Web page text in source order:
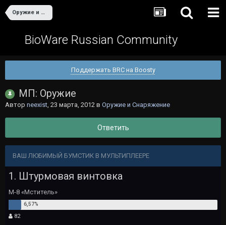
Оружие и Снаряжение
BioWare Russian Community
Поддержать BRC на Boosty
МП: Оружие
Автор neexist, 23 марта, 2012 в Оружие и Снаряжение
Ответить
ВАШ ЛЮБИМЫЙ БУМСТИК В МУЛЬТИПЛЕЕРЕ
1. Штурмовая винтовка
М-8 «Мститель»
82